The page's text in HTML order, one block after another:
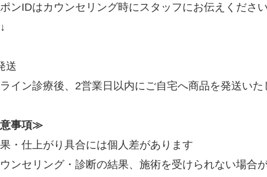
ンIDはカウンセリング時にスタッフにお伝えください
送
イン診療後、2営業日以内にご自宅へ商品を発送いた
事項≫
・仕上がり具合には個人差があります
ンセリング・診断の結果、施術を受けられない場合